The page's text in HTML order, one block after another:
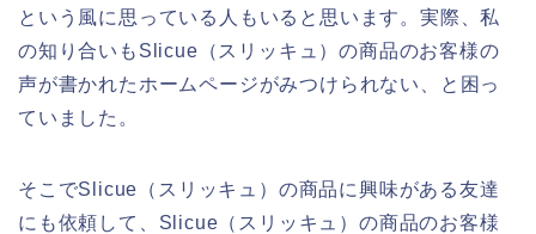
という風に思っている人もいると思います。実際、私
の知り合いもSlicue（スリッキュ）の商品のお客様の
声が書かれたホームページがみつけられない、と困っ
ていました。
そこでSlicue（スリッキュ）の商品に興味がある友達
にも依頼して、Slicue（スリッキュ）の商品のお客様